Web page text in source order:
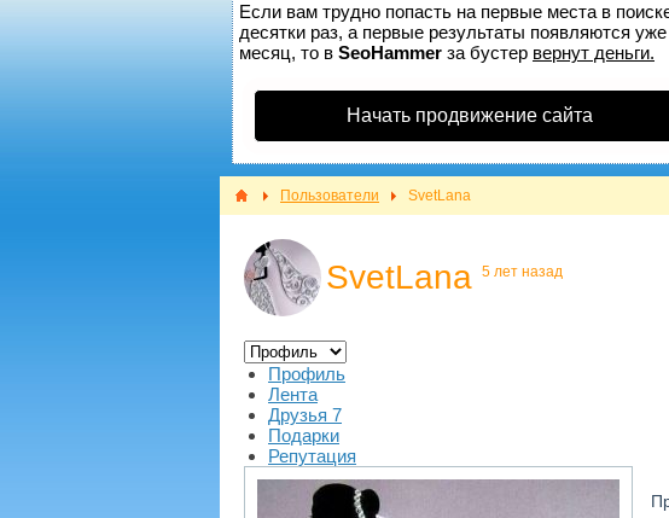
Если вам трудно попасть на первые места в
десятки раз, а первые результаты появляются
месяц, то в SeoHammer за бустер вернут деньги.
Начать продвижение сайта
Пользователи SvetLana
SvetLana 5 лет назад
Профиль
Лента
Друзья 7
Подарки
Репутация